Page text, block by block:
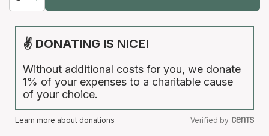
✌ DONATING IS NICE!
Without additional costs for you, we donate
1% of your expenses to a charitable cause
of your choice.
Learn more about donations Verified by